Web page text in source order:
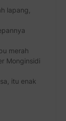
lapang,
merah
Monginsidi
itu enak